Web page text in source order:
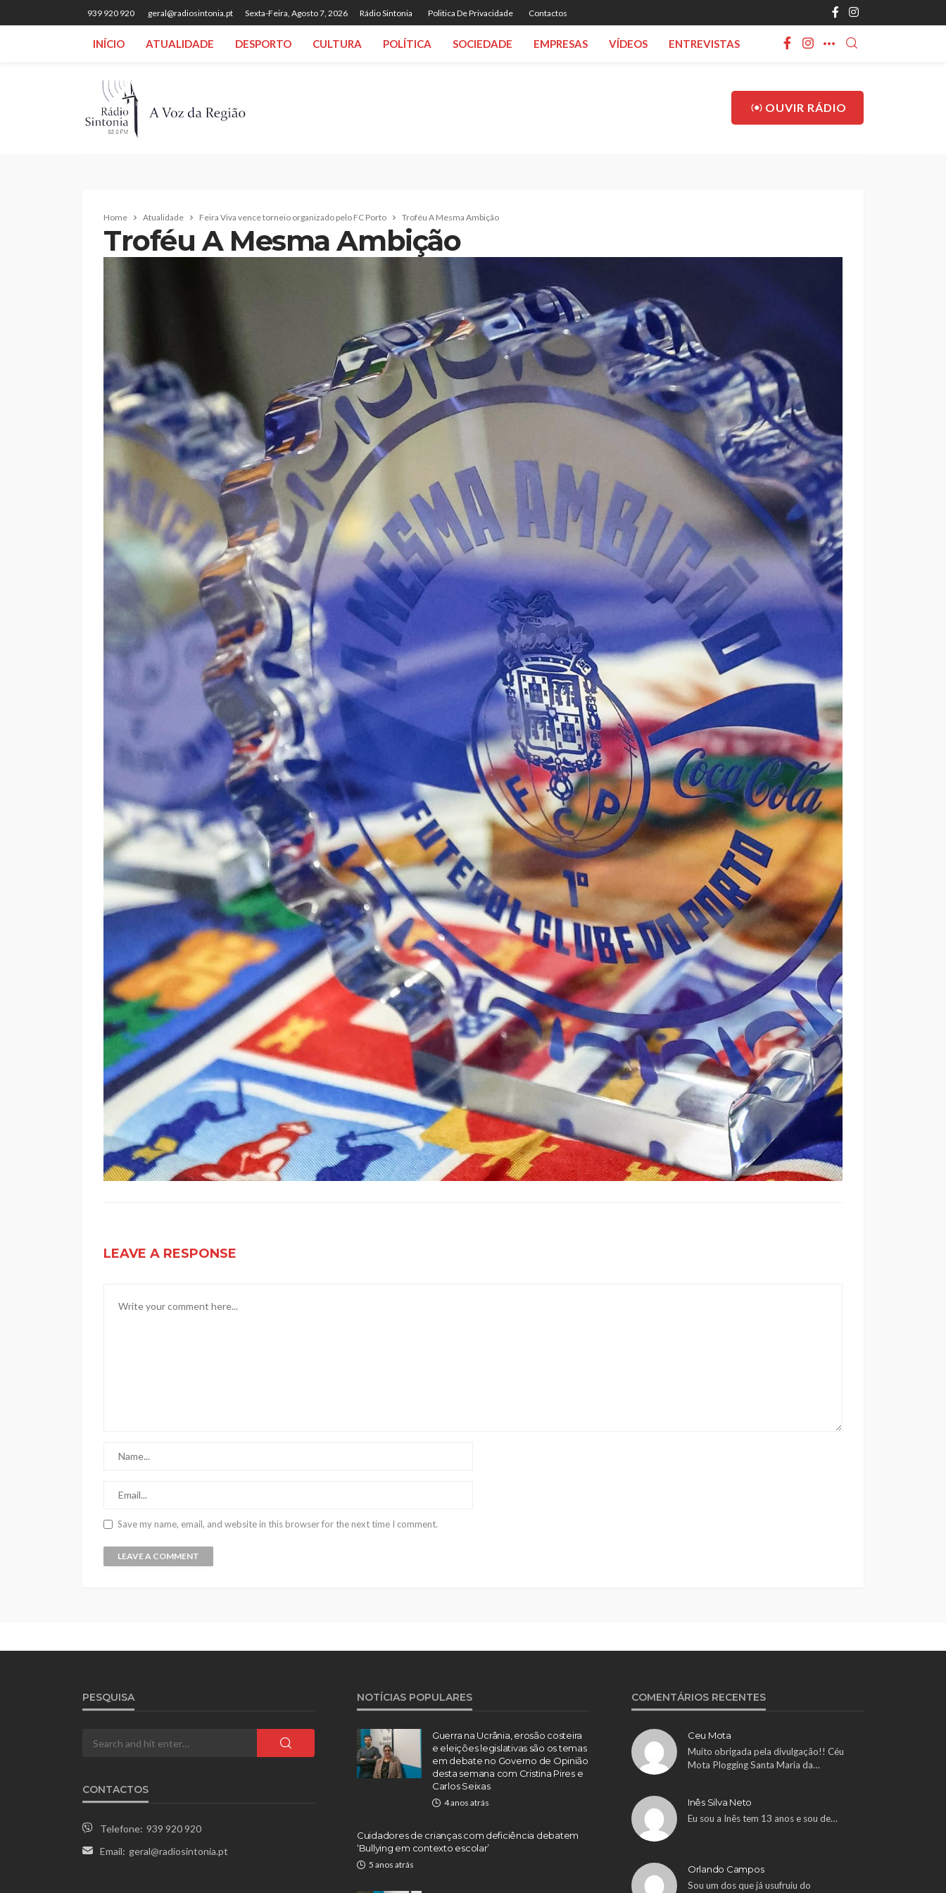
939 920 920 geral@radiosintonia.pt Sexta-Feira, Agosto 7, 2026 Rádio Sintonia Politica De Privacidade Contactos
INÍCIO ATUALIDADE DESPORTO CULTURA POLÍTICA SOCIEDADE EMPRESAS VÍDEOS ENTREVISTAS
OUVIR RÁDIO
Home Atualidade Feira Viva vence torneio organizado pelo FC Porto Troféu A Mesma Ambição
Troféu A Mesma Ambição
LEAVE A RESPONSE
Save my name, email, and website in this browser for the next time I comment.
PESQUISA
CONTACTOS
Telefone: 939 920 920
Email: geral@radiosintonia.pt
NOTÍCIAS POPULARES
Guerra na Ucrânia, erosão costeira
e eleições legislativas são os temas
em debate no Governo de Opinião
desta semana com Cristina Pires e
Carlos Seixas
4 anos atrás
Cuidadores de crianças com deficiência debatem
‘Bullying em contexto escolar’
5 anos atrás
COMENTÁRIOS RECENTES
Ceu Mota
Muito obrigada pela divulgação!! Céu
Mota Plogging Santa Maria da…
Inês Silva Neto
Eu sou a Inês tem 13 anos e sou de…
Orlando Campos
Sou um dos que já usufruiu do